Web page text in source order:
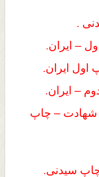
.
– ایران.
اول ایران.
– ایران.
شهادت – چاپ
سیدنی.